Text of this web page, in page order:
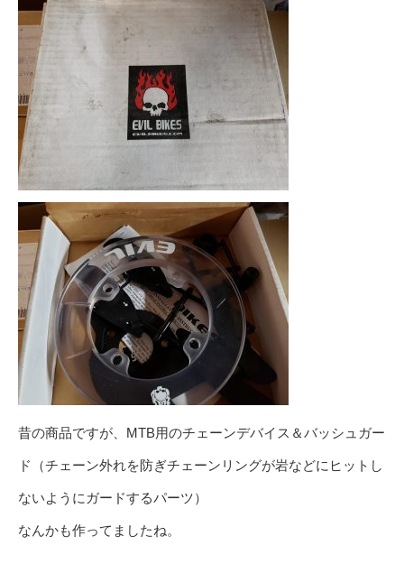
昔の商品ですが、MTB用のチェーンデバイス＆バッシュガー
ド（チェーン外れを防ぎチェーンリングが岩などにヒットし
ないようにガードするパーツ）
なんかも作ってましたね。